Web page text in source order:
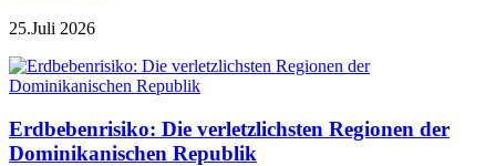
25.Juli 2026
Erdbebenrisiko: Die verletzlichsten Regionen der
Dominikanischen Republik